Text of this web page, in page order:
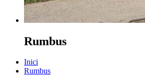
Rumbus
Inici
Rumbus